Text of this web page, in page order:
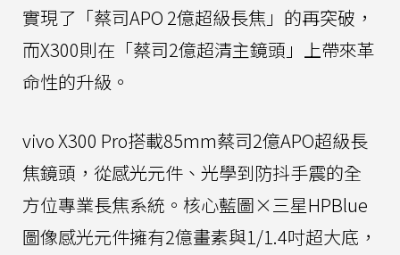
實現了「蔡司APO 2億超級長焦」的再突破，
而X300則在「蔡司2億超清主鏡頭」上帶來革
命性的升級。
vivo X300 Pro搭載85mm蔡司2億APO超級長
焦鏡頭，從感光元件、光學到防抖手震的全
方位專業長焦系統。核心藍圖×三星HPBlue
圖像感光元件擁有2億畫素與1/1.4吋超大底，